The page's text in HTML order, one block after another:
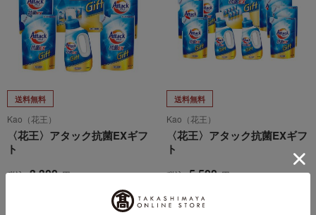
送料無料
Kao（花王）
〈花王〉アタック抗菌EXギフ
ト
税込 3,300 円
送料無料
Kao（花王）
〈花王〉アタック抗菌EXギフ
ト
税込 5,500 円